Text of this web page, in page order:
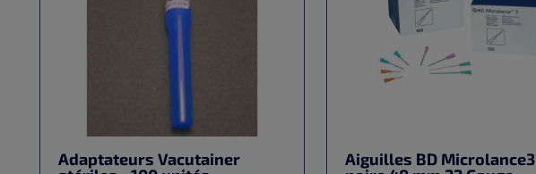
Adaptateurs Vacutainer
Aiguilles BD Microlance3